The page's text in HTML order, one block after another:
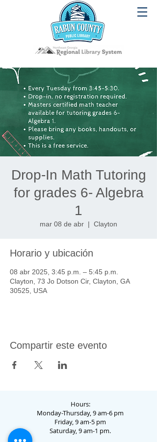
Drop-In Math Tutoring
for grades 6- Algebra
1
mar 08 de abr
  |
Clayton
Horario y ubicación
08 abr 2025, 3:45 p.m. – 5:45 p.m.
Clayton, 73 Jo Dotson Cir, Clayton, GA
30525, USA
Compartir este evento
Hours:
Monday-Thursday, 9 am-6 pm
Friday, 9 am-5 pm
Saturday, 9 am-1 pm.